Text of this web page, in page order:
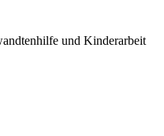
und Kinderarbeit